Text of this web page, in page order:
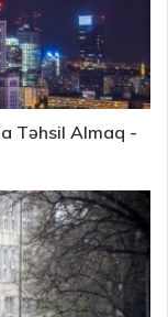
Təhsil Almaq -